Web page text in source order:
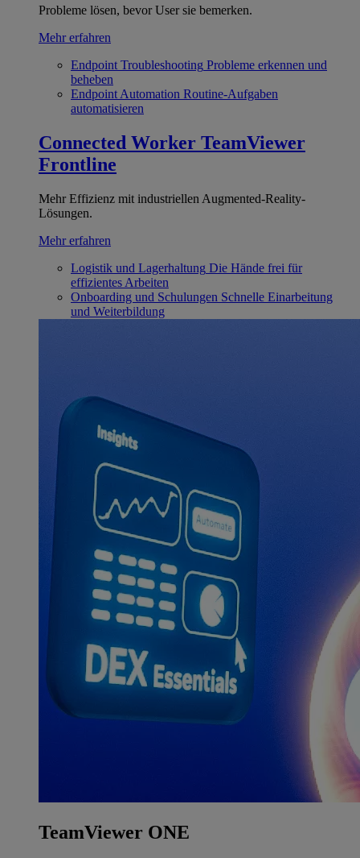
Probleme lösen, bevor User sie bemerken.
Mehr erfahren
Endpoint Troubleshooting Probleme erkennen und
beheben
Endpoint Automation Routine-Aufgaben
automatisieren
Connected Worker TeamViewer
Frontline
Mehr Effizienz mit industriellen Augmented-Reality-
Lösungen.
Mehr erfahren
Logistik und Lagerhaltung Die Hände frei für
effizientes Arbeiten
Onboarding und Schulungen Schnelle Einarbeitung
und Weiterbildung
TeamViewer ONE